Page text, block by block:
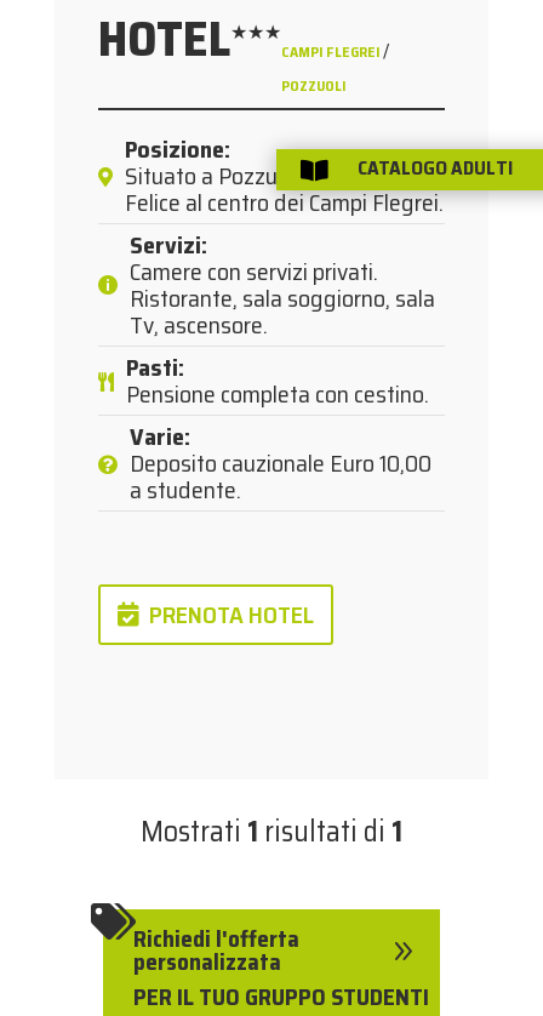
HOTEL★★★
CAMPI FLEGREI/
POZZUOLI
Posizione:
Situato a Pozzuoli località Arco
Felice al centro dei Campi Flegrei.
Servizi:
Camere con servizi privati.
Ristorante, sala soggiorno, sala
Tv, ascensore.
Pasti:
Pensione completa con cestino.
Varie:
Deposito cauzionale Euro 10,00
a studente.
PRENOTA HOTEL
Mostrati 1 risultati di 1
Richiedi l'offerta
personalizzata
PER IL TUO GRUPPO STUDENTI
9
 CATALOGO ADULTI